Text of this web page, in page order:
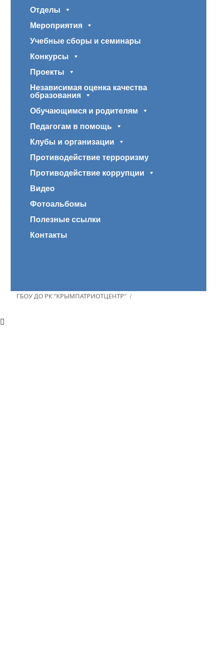
Отделы
Мероприятия
Учебные сборы и семинары
Конкурсы
Проекты
Независимая оценка качества
образования
Обучающимся и родителям
Педагогам в помощь
Клубы и организации
Противодействие терроризму
Противодействие коррупции
Видео
Фотоальбомы
Полезные ссылки
Контакты
ГБОУ ДО РК "КРЫМПАТРИОТЦЕНТР"